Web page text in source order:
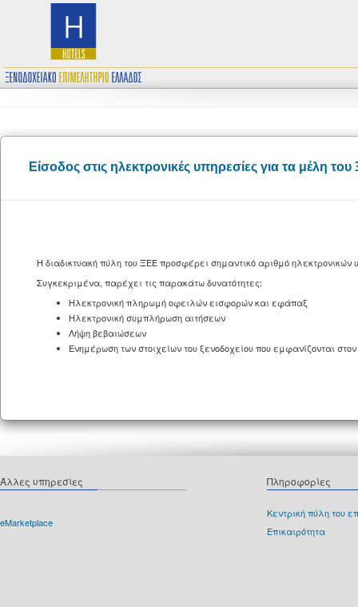
Είσοδος στις ηλεκτρονικές υπηρεσίες για τα μέλη
Η διαδικτυακή πύλη του ΞΕΕ προσφέρει σημαντικό αριθμό
Συγκεκριμένα, παρέχει τις παρακάτω δυνατότητες:
Ηλεκτρονική πληρωμή οφειλών εισφορών και εφάπαξ
Ηλεκτρονική συμπλήρωση αιτήσεων
Λήψη βεβαιώσεων
Ενημέρωση των στοιχείων του ξενοδοχείου που εμφανίζονται
Άλλες υπηρεσίες Πληροφορίες
eΜarketplace
Κεντρική πύλη του
Επικαιρότητα